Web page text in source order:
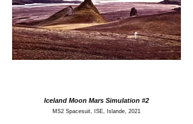
Iceland Moon Mars Simulation #2
MS2 Spacesuit, ISE, Islande, 2021